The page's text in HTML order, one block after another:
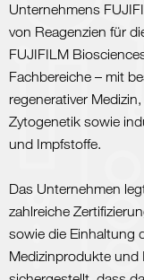
Unternehmens
von Reagenzien für
FUJIFILM
Fachbereiche – mit
regenerativer
Zytogenetik sowie
und Impfstoffe.
Das Unternehmen
zahlreiche
sowie die Einhaltung
Medizinprodukte